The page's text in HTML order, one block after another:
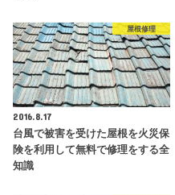
屋根修理
2016.8.17
台風で被害を受けた屋根を火災保
険を利用して無料で修理をする全
知識